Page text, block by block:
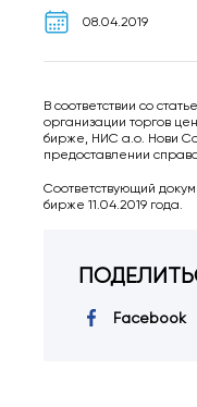
08.04.2019
В соответствии со
организации торгов
бирже, НИС а.о. Нови
предоставлении
Соответствующий
бирже 11.04.2019 года.
Facebook